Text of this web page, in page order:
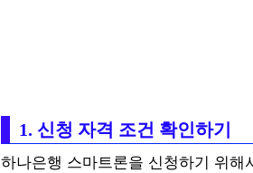
1. 신청 자격 조건 확인하기
하나은행 스마트론을 신청하기 위